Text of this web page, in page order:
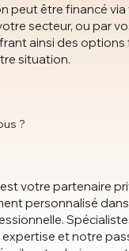
?
peut être financé via
secteur, ou par
ainsi des options
situation.
votre partenaire
personnalisé
et notre